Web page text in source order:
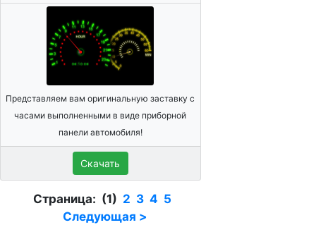
Представляем вам оригинальную заставку с
часами выполненными в виде приборной
панели автомобиля!
Скачать
Страница: (1) 2 3 4 5
Следующая >